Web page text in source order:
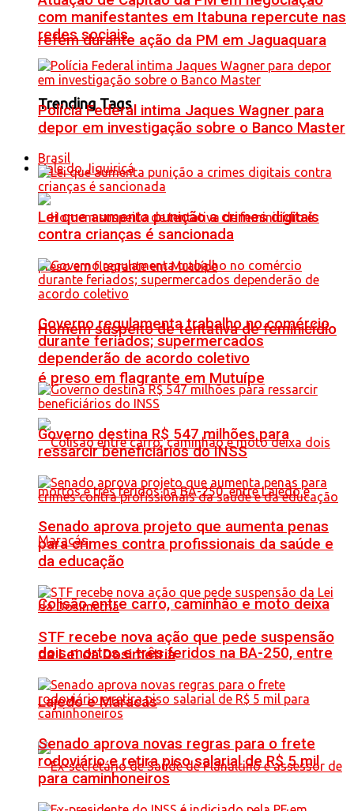
refém durante ação da PM em Jaguaquara
Trending Tags
Vale do Jiquiriçá
Homem suspeito de tentativa de feminicídio
é preso em flagrante em Mutuípe
Colisão entre carro, caminhão e moto deixa
dois mortos e três feridos na BA-250, entre
Lajedo e Maracás
com manifestantes em Itabuna repercute nas
redes sociais
Polícia Federal intima Jaques Wagner para
depor em investigação sobre o Banco Master
Brasil
Lei que aumenta punição a crimes digitais
contra crianças é sancionada
Governo regulamenta trabalho no comércio
durante feriados; supermercados
dependerão de acordo coletivo
Governo destina R$ 547 milhões para
ressarcir beneficiários do INSS
Senado aprova projeto que aumenta penas
para crimes contra profissionais da saúde e
da educação
STF recebe nova ação que pede suspensão
da Lei da Dosimetria
Senado aprova novas regras para o frete
rodoviário e retira piso salarial de R$ 5 mil
para caminhoneiros